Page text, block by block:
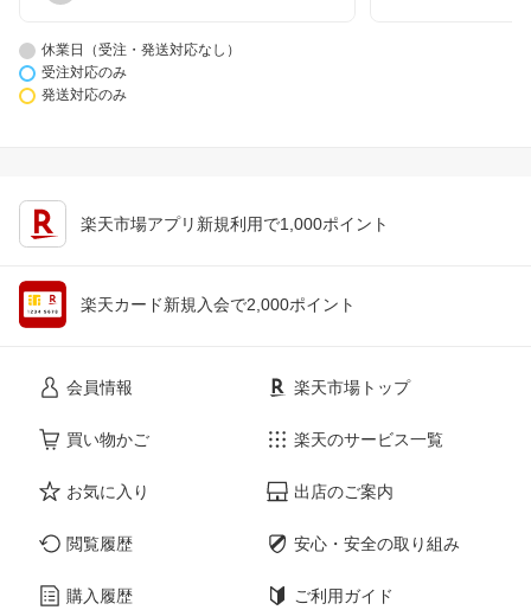
休業日（受注・発送対応なし）
受注対応のみ
発送対応のみ
楽天市場アプリ新規利用で1,000ポイント
楽天カード新規入会で2,000ポイント
会員情報
買い物かご
お気に入り
閲覧履歴
購入履歴
楽天市場トップ
楽天のサービス一覧
出店のご案内
安心・安全の取り組み
ご利用ガイド